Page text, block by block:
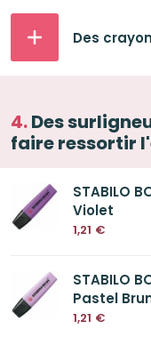
Des
Des
faire ressortir
STABILO
Violet
1,21 €
STABILO
Pastel
1,21 €